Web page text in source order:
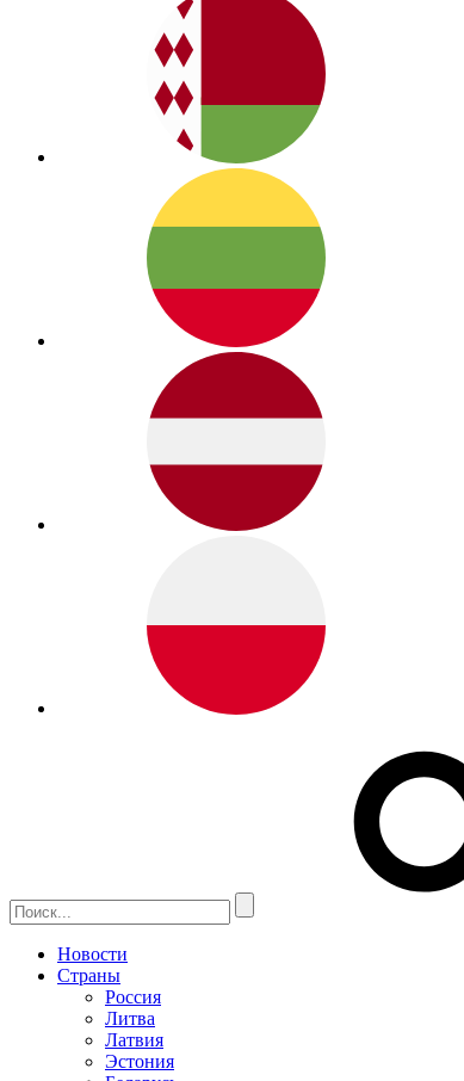
Новости
Страны
Россия
Литва
Латвия
Эстония